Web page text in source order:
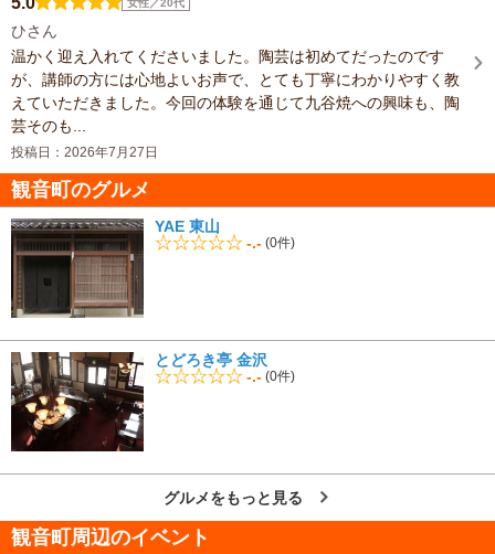
女性／20代
ひさん
温かく迎え入れてくださいました。陶芸は初めてだったのです
が、講師の方には心地よいお声で、とても丁寧にわかりやすく教
えていただきました。今回の体験を通じて九谷焼への興味も、陶
芸そのも...
投稿日：2026年7月27日
観音町のグルメ
YAE 東山
-.- (0件)
とどろき亭 金沢
-.- (0件)
グルメをもっと見る
観音町周辺のイベント